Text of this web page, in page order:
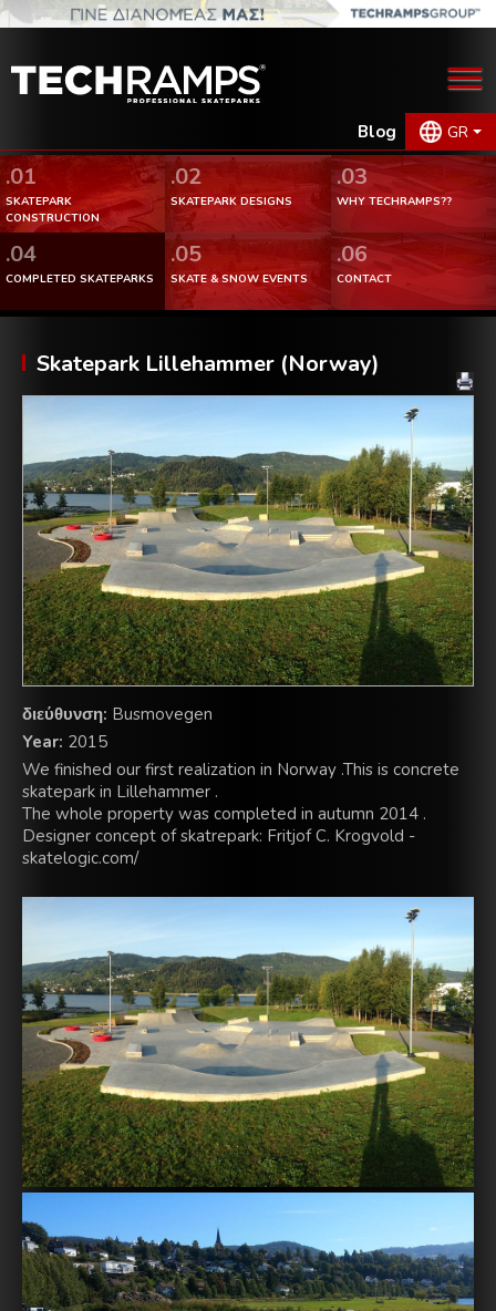
Blog GR
.01
SKATEPARK
CONSTRUCTION
.02
SKATEPARK DESIGNS
.03
WHY TECHRAMPS??
.04
COMPLETED SKATEPARKS
.05
SKATE & SNOW EVENTS
.06
CONTACT
Skatepark Lillehammer (Norway)
διεύθυνση: Busmovegen
Year: 2015
We finished our first realization in Norway .This is concrete
skatepark in Lillehammer .
The whole property was completed in autumn 2014 .
Designer concept of skatrepark: Fritjof C. Krogvold -
skatelogic.com/